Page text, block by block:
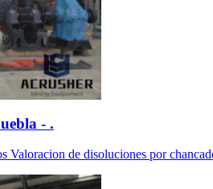
- .
Valoracion de disoluciones por